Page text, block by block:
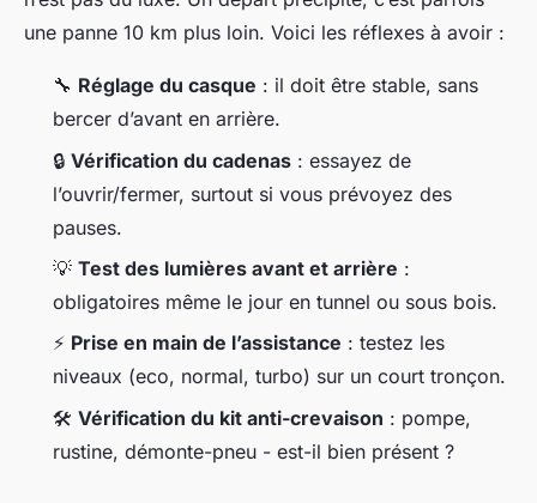
une panne 10 km plus loin. Voici les réflexes à avoir :
🔧 Réglage du casque : il doit être stable, sans
bercer d’avant en arrière.
🔒 Vérification du cadenas : essayez de
l’ouvrir/fermer, surtout si vous prévoyez des
pauses.
💡 Test des lumières avant et arrière :
obligatoires même le jour en tunnel ou sous bois.
⚡ Prise en main de l’assistance : testez les
niveaux (eco, normal, turbo) sur un court tronçon.
🛠️ Vérification du kit anti-crevaison : pompe,
rustine, démonte-pneu - est-il bien présent ?